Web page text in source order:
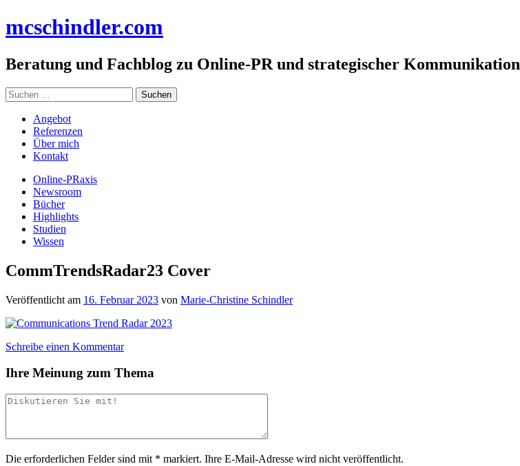
Inhalt
mcschindler.com
Beratung und Fachblog zu Online-PR und strategischer Kommunikation
Suchen
nach:
Angebot
Referenzen
Über mich
Kontakt
Online-PRaxis
Newsroom
Bücher
Highlights
Studien
Wissen
CommTrendsRadar23 Cover
Veröffentlicht am 16. Februar 2023 von Marie-Christine Schindler
Schreibe einen Kommentar
Ihre Meinung zum Thema
Die erforderlichen Felder sind mit * markiert. Ihre E-Mail-Adresse wird nicht veröffentlicht.